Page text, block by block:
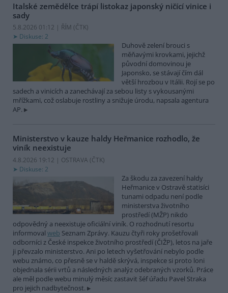
Italské zemědělce trápí listokaz japonský ničící vinice i
sady
5.8.2026 01:12 | ŘÍM (ČTK)
Diskuse: 2
Duhově zelení brouci s
měňavými krovkami, jejichž
původní domovinou je
Japonsko, se stávají čím dál
větší hrozbou v Itálii. Rojí se po
sadech a vinicích a zanechávají za sebou listy s vykousanými
mřížkami, což oslabuje rostliny a snižuje úrodu, napsala agentura
AP.
Ministerstvo v kauze haldy Heřmanice rozhodlo, že
viník neexistuje
4.8.2026 19:12 | OSTRAVA (ČTK)
Diskuse: 2
Za škodu za zavezení haldy
Heřmanice v Ostravě statisíci
tunami odpadu není podle
ministerstva životního
prostředí (MŽP) nikdo
odpovědný a neexistuje oficiální viník. O rozhodnutí resortu
informoval web Seznam Zprávy. Kauzu čtyři roky prošetřovali
odborníci z České inspekce životního prostředí (ČIŽP), letos na jaře
ji převzalo ministerstvo. Ani po letech vyšetřování nebylo podle
webu známo, co přesně se v haldě skrývá, inspekce si proto loni
objednala sérii vrtů a následných analýz odebraných vzorků. Práce
ale měl podle webu minulý měsíc zastavit šéf úřadu Pavel Straka
pro jejich nadbytečnost.